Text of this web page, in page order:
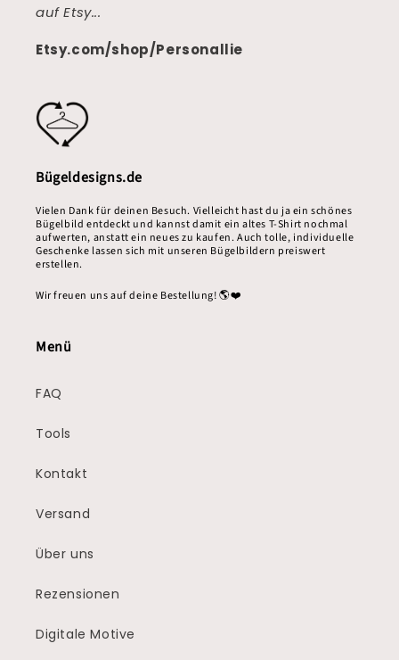
auf Etsy...
Etsy.com/shop/Personallie
Bügeldesigns.de
Vielen Dank für deinen Besuch. Vielleicht hast du ja ein schönes
Bügelbild entdeckt und kannst damit ein altes T-Shirt nochmal
aufwerten, anstatt ein neues zu kaufen. Auch tolle, individuelle
Geschenke lassen sich mit unseren Bügelbildern preiswert
erstellen.
Wir freuen uns auf deine Bestellung! 🌎❤️
Menü
FAQ
Tools
Kontakt
Versand
Über uns
Rezensionen
Digitale Motive